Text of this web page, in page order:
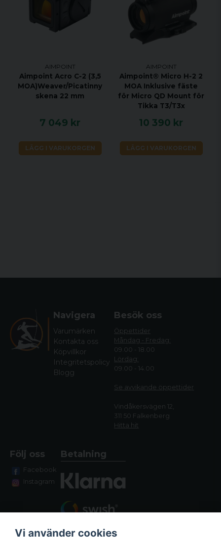
AIMPOINT
Aimpoint Acro C-2 (3,5
MOA)Weaver/Picatinny
skena 22 mm
7 049 kr
LÄGG I VARUKORGEN
AIMPOINT
Aimpoint® Micro H-2 2
MOA Inklusive fäste
för Micro QD Mount för
Tikka T3/T3x
10 390 kr
LÄGG I VARUKORGEN
Navigera
Varumärken
Kontakta oss
Köpvillkor
Integritetspolicy
Blogg
Besök oss
Öppettider
Måndag - Fredag:
09.00 - 18.00
Lördag:
09.00 - 14.00
Se avvikande öppettider
Vindåkersvägen 12,
311 50 Falkenberg
Hitta hit
Följ oss
Facebook
Instagram
Betalning
Vi använder cookies